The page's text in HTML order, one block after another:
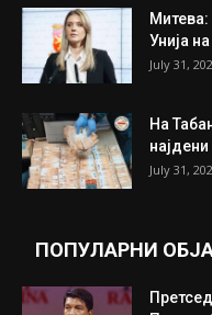
Унија
July 31,
На
July 31,
ПОПУЛАРНИ